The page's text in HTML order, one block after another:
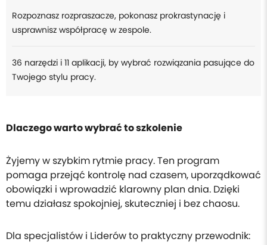
Rozpoznasz rozpraszacze, pokonasz prokrastynację i
usprawnisz współpracę w zespole.
36 narzędzi i 11 aplikacji, by wybrać rozwiązania pasujące do
Twojego stylu pracy.
Dlaczego warto wybrać to szkolenie
Żyjemy w szybkim rytmie pracy. Ten program
pomaga przejąć kontrolę nad czasem, uporządkować
obowiązki i wprowadzić klarowny plan dnia. Dzięki
temu działasz spokojniej, skuteczniej i bez chaosu.
Dla specjalistów i Liderów to praktyczny przewodnik: